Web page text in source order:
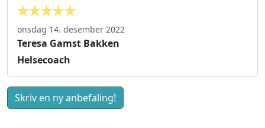
onsdag 14. desember 2022
Teresa Gamst Bakken
Helsecoach
Skriv en ny anbefaling!